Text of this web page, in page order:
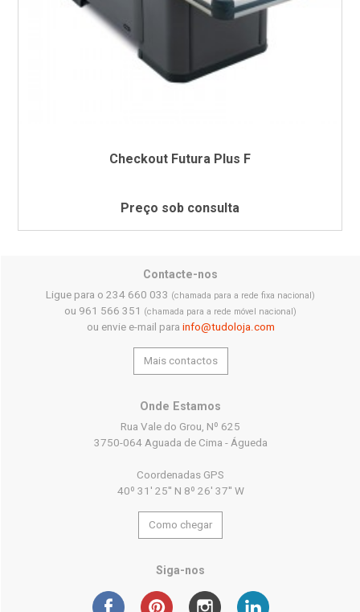
Checkout Futura Plus F
Preço sob consulta
Contacte-nos
Ligue para o 234 660 033 (chamada para a rede fixa nacional)
ou 961 566 351 (chamada para a rede móvel nacional)
ou envie e-mail para info@tudoloja.com
Mais contactos
Onde Estamos
Rua Vale do Grou, Nº 625
3750-064 Aguada de Cima - Águeda
Coordenadas GPS
40º 31' 25'' N 8º 26' 37'' W
Como chegar
Siga-nos